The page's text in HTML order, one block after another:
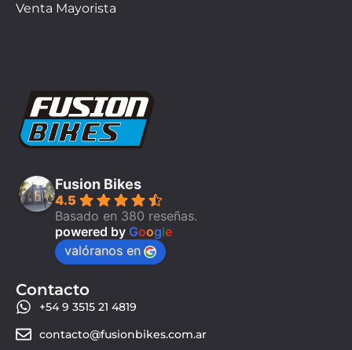
Venta Mayorista
Fusion Bikes
4.5
Basado en 380 reseñas.
powered by Google
valóranos en
Contacto
+54 9 3515 21 4819
contacto@fusionbikes.com.ar